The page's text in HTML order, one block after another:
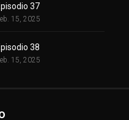
37
15, 2025
38
15, 2025